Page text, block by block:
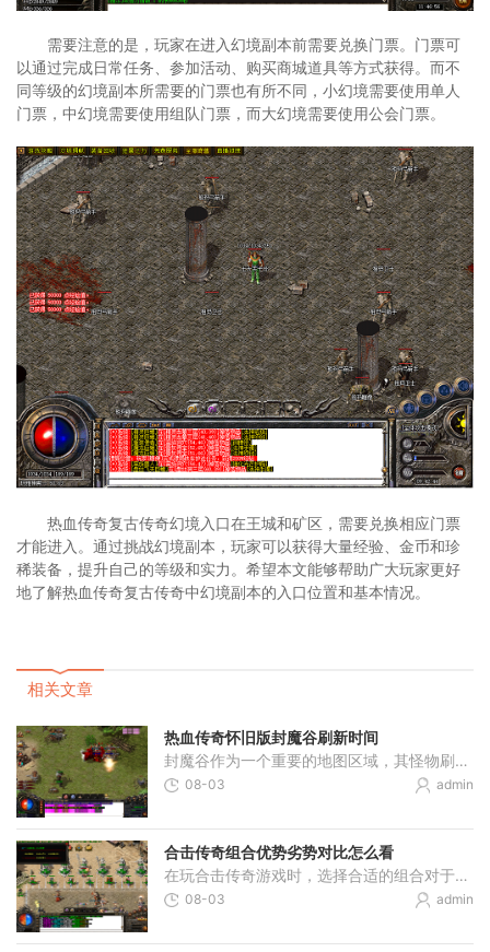
需要注意的是，玩家在进入幻境副本前需要兑换门票。门票可
以通过完成日常任务、参加活动、购买商城道具等方式获得。而不
同等级的幻境副本所需要的门票也有所不同，小幻境需要使用单人
门票，中幻境需要使用组队门票，而大幻境需要使用公会门票。
热血传奇复古传奇幻境入口在王城和矿区，需要兑换相应门票
才能进入。通过挑战幻境副本，玩家可以获得大量经验、金币和珍
稀装备，提升自己的等级和实力。希望本文能够帮助广大玩家更好
地了解热血传奇复古传奇中幻境副本的入口位置和基本情况。
相关文章
热血传奇怀旧版封魔谷刷新时间
封魔谷作为一个重要的地图区域，其怪物刷新时间对玩家规划游戏进程具有关键意义。封魔谷地图分为多个层次，每个层次的怪物刷新时间都有具体规律，了解这些时间规律可以帮助玩
08-03 admin
合击传奇组合优势劣势对比怎么看
在玩合击传奇游戏时，选择合适的组合对于提升自己的实力非常重要。战战组合以其出色的生存能力和强大的瞬间爆发力受到很多朋友的喜爱，两个战士角色在对抗其他职业时能够发挥
08-03 admin